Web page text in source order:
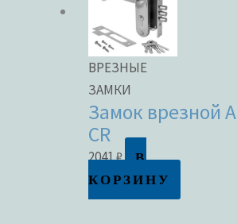
ВРЕЗНЫЕ
ЗАМКИ
Замок врезной
CR
2041₽
В
КОРЗИНУ